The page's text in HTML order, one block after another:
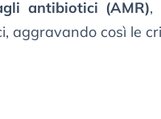
antibiotici (AMR),
aggravando così le